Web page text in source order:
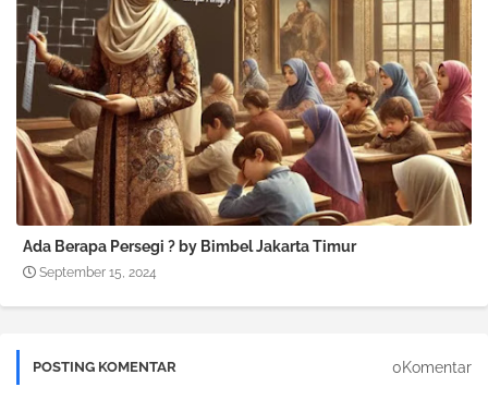
Ada Berapa Persegi ? by Bimbel Jakarta Timur
September 15, 2024
POSTING KOMENTAR 0Komentar